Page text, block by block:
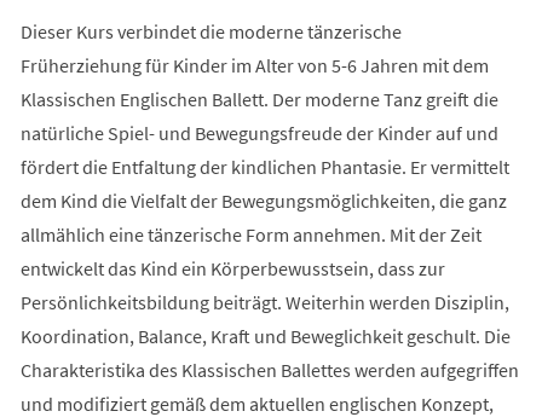
Dieser Kurs verbindet die moderne tänzerische
Früherziehung für Kinder im Alter von 5-6 Jahren mit dem
Klassischen Englischen Ballett. Der moderne Tanz greift die
natürliche Spiel- und Bewegungsfreude der Kinder auf und
fördert die Entfaltung der kindlichen Phantasie. Er vermittelt
dem Kind die Vielfalt der Bewegungsmöglichkeiten, die ganz
allmählich eine tänzerische Form annehmen. Mit der Zeit
entwickelt das Kind ein Körperbewusstsein, dass zur
Persönlichkeitsbildung beiträgt. Weiterhin werden Disziplin,
Koordination, Balance, Kraft und Beweglichkeit geschult. Die
Charakteristika des Klassischen Ballettes werden aufgegriffen
und modifiziert gemäß dem aktuellen englischen Konzept,